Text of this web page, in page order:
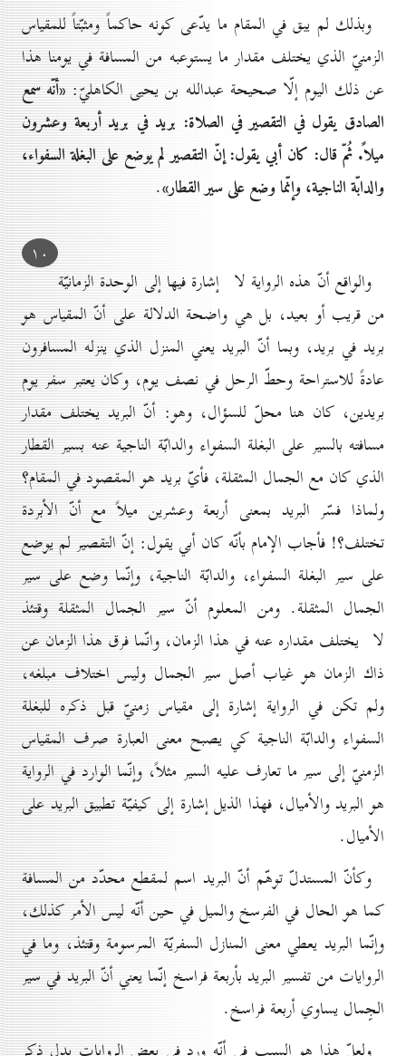
وبذلك لم يبق في المقام ما يدّعى كونه حاكماً ومثبّتاً للمقياس
الزمنيّ الذي يختلف مقدار ما يستوعبه من المسافة في يومنا هذا
عن ذلك اليوم إلّا صحيحة عبدالله بن يحيى الكاهليّ:«أنّه سمع
الصادق يقول في التقصير في الصلاة: بريد في بريد أربعة وعشرون
ميلاً. ثُمّ قال: كان أبي يقول: إنّ التقصير لم يوضع على البغلة السفواء،
والدابّة الناجية، وإنّما وضع على سير القطار».
۱٠
والواقع أنّ هذه الرواية لا إشارة فيها إلى الوحدة الزمانيّة
من قريب أو بعيد، بل هي واضحة الدلالة على أنّ المقياس هو
بريد في بريد، وبما أنّ البريد يعني المنزل الذي ينزله المسافرون
عادةً للاستراحة وحطّ الرحل في نصف يوم، وكان يعتبر سفر يوم
بريدين، كان هنا محلّ للسؤال، وهو: أنّ البريد يختلف مقدار
مسافته بالسير على البغلة السفواء والدابّة الناجية عنه بسير القطار
الذي كان مع الجمال المثقلة، فأيّ بريد هو المقصود في المقام؟
ولماذا فسّر البريد بمعنى أربعة وعشرين ميلاً مع أنّ الأبردة
تختلف؟! فأجاب الإمام بأنّه كان أبي يقول: إنّ التقصير لم يوضع
على سير البغلة السفواء، والدابّة الناجية، وإنّما وضع على سير
الجمال المثقلة. ومن المعلوم أنّ سير الجمال المثقلة وقتئذ
لا يختلف مقداره عنه في هذا الزمان، وانّما فرق هذا الزمان عن
ذاك الزمان هو غياب أصل سير الجمال وليس اختلاف مبلغه،
ولم تكن في الرواية إشارة إلى مقياس زمنيّ قبل ذكره للبغلة
السفواء والدابّة الناجية كي يصبح معنى العبارة صرف المقياس
الزمنيّ إلى سير ما تعارف عليه السير مثلاً، وإنّما الوارد في الرواية
هو البريد والأميال، فهذا الذيل إشارة إلى كيفيّة تطبيق البريد على
الأميال.
وكأنّ المستدلّ توهّم أنّ البريد اسم لمقطع محدّد من المسافة
كما هو الحال في الفرسخ والميل في حين أنّه ليس الأمر كذلك،
وإنّما البريد يعطي معنى المنازل السفريّة المرسومة وقتئذ، وما في
الروايات من تفسير البريد بأربعة فراسخ إنّما يعني أنّ البريد في سير
الجِمال يساوي أربعة فراسخ.